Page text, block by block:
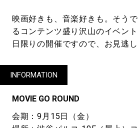
映画好きも、音楽好きも。そう
るコンテンツ盛り沢山のイベン
日限りの開催ですので、お見逃し
INFORMATION
MOVIE GO ROUND
会期：9月15日（金）